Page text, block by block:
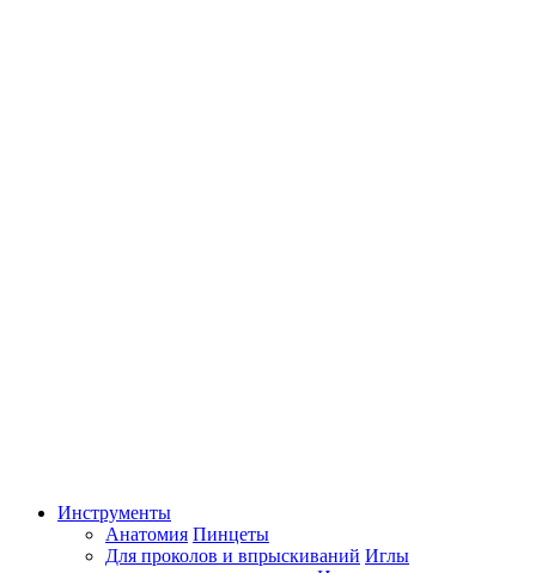
Инструменты
Анатомия Пинцеты
Для проколов и впрыскиваний Иглы